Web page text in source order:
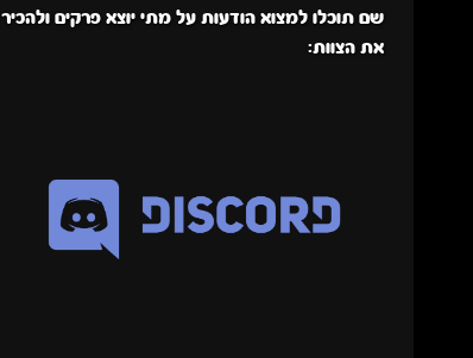
שם תוכלו למצוא הודעות על מתי יוצא פרקים ולהכיר
את הצוות: